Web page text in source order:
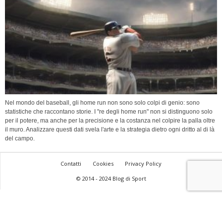
Nel mondo del baseball, gli home run non sono solo colpi di genio: sono
statistiche che raccontano storie. I "re degli home run" non si distinguono solo
per il potere, ma anche per la precisione e la costanza nel colpire la palla oltre
il muro. Analizzare questi dati svela l'arte e la strategia dietro ogni dritto al di là
del campo.
Contatti Cookies
Privacy Policy
© 2014 - 2024 Blog di Sport